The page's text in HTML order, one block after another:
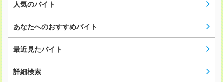
人気のバイト
あなたへのおすすめバイト
最近見たバイト
詳細検索